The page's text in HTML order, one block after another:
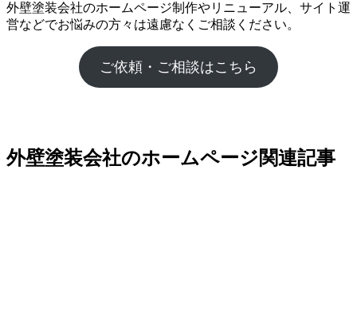
外壁塗装会社のホームページ制作やリニューアル、サイト運
営などでお悩みの方々は遠慮なくご相談ください。
ご依頼・ご相談はこちら
外壁塗装会社のホームページ関連記事